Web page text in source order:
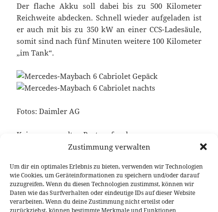
Zustimmung verwalten
Um dir ein optimales Erlebnis zu bieten, verwenden wir Technologien
wie Cookies, um Geräteinformationen zu speichern und/oder darauf
zuzugreifen. Wenn du diesen Technologien zustimmst, können wir
Daten wie das Surfverhalten oder eindeutige IDs auf dieser Website
verarbeiten. Wenn du deine Zustimmung nicht erteilst oder
zurückziehst, können bestimmte Merkmale und Funktionen
Der flache Akku soll dabei bis zu 500 Kilometer
Reichweite abdecken. Schnell wieder aufgeladen ist
er auch mit bis zu 350 kW an einer CCS-Ladesäule,
somit sind nach fünf Minuten weitere 100 Kilometer
„im Tank“.
Fotos: Daimler AG
Keine verwandten Posts gefunden.
Veröffentlicht
am
19. August 2017 Autor
Fabian Meßner Kategorien
News Schlagwörter
Automobile
Zukunft,Mercedes
Beitragsnavigation